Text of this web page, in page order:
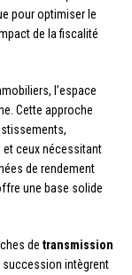
pour optimiser le
de la fiscalité
l’espace
Cette approche
et ceux nécessitant
de rendement
une base solide
de transmission
succession intègrent